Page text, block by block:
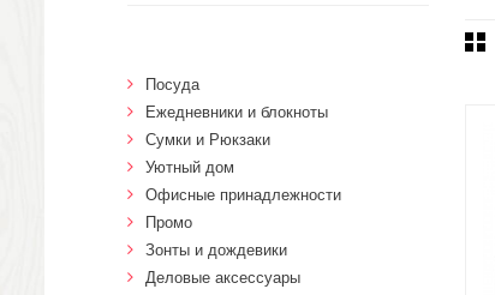
Посуда
Ежедневники и блокноты
Сумки и Рюкзаки
Уютный дом
Офисные принадлежности
Промо
Зонты и дождевики
Деловые аксессуары